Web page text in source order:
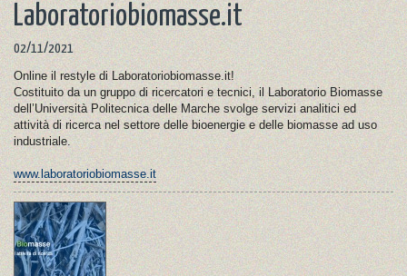
Laboratoriobiomasse.it
02/11/2021
Online il restyle di Laboratoriobiomasse.it!
Costituito da un gruppo di ricercatori e tecnici, il Laboratorio Biomasse
dell’Università Politecnica delle Marche svolge servizi analitici ed
attività di ricerca nel settore delle bioenergie e delle biomasse ad uso
industriale.
www.laboratoriobiomasse.it